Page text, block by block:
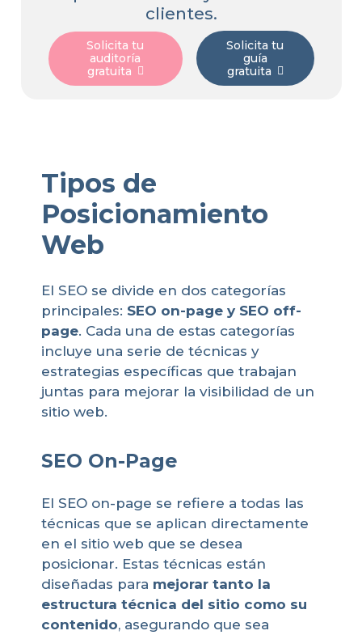
clientes.
Solicita tu
auditoría
gratuita
Solicita tu
guía
gratuita
Tipos de
Posicionamiento
Web
El SEO se divide en dos categorías
principales: SEO on-page y SEO off-
page. Cada una de estas categorías
incluye una serie de técnicas y
estrategias específicas que trabajan
juntas para mejorar la visibilidad de un
sitio web.
SEO On-Page
El SEO on-page se refiere a todas las
técnicas que se aplican directamente
en el sitio web que se desea
posicionar. Estas técnicas están
diseñadas para mejorar tanto la
estructura técnica del sitio como su
contenido, asegurando que sea